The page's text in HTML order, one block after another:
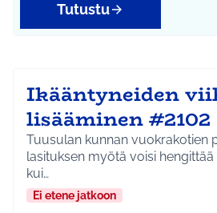
Tutustu
Ikääntyneiden
lisääminen #2102
Tuusulan kunnan vuokrakotien
lasituksen myötä voisi
kui…
Ei etene jatkoon